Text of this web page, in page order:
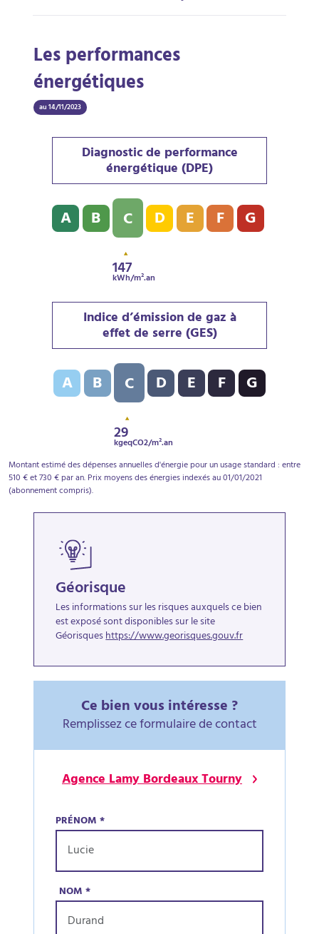
Les performances
énergétiques
au 14/11/2023
Diagnostic de performance
énergétique (DPE)
Diagnostic de performance énergétique (DPE) : C -
A B C
147
kWh/m².an
D E F G
Indice d’émission de gaz à
effet de serre (GES)
Indice d’émission de gaz à effet de serre (GES) : C - 29
A B C
29
kgeqCO2/m².an
D E F G
Montant estimé des dépenses annuelles d'énergie pour un usage standard : entre
510 € et 730 € par an. Prix moyens des énergies indexés au 01/01/2021
(abonnement compris).
Géorisque
Les informations sur les risques auxquels ce bien
est exposé sont disponibles sur le site
Géorisqueshttps://www.georisques.gouv.fr
Ce bien vous intéresse ?
Remplissez ce formulaire de contact
Agence Lamy Bordeaux Tourny
PRÉNOM*
NOM*